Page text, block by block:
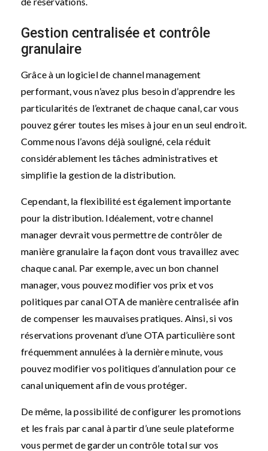
Gestion centralisée et contrôle
granulaire
Grâce à un logiciel de channel management
performant, vous n’avez plus besoin d’apprendre les
particularités de l’extranet de chaque canal, car vous
pouvez gérer toutes les mises à jour en un seul endroit.
Comme nous l’avons déjà souligné, cela réduit
considérablement les tâches administratives et
simplifie la gestion de la distribution.
Cependant, la flexibilité est également importante
pour la distribution. Idéalement, votre channel
manager devrait vous permettre de contrôler de
manière granulaire la façon dont vous travaillez avec
chaque canal. Par exemple, avec un bon channel
manager, vous pouvez modifier vos prix et vos
politiques par canal OTA de manière centralisée afin
de compenser les mauvaises pratiques. Ainsi, si vos
réservations provenant d’une OTA particulière sont
fréquemment annulées à la dernière minute, vous
pouvez modifier vos politiques d’annulation pour ce
canal uniquement afin de vous protéger.
De même, la possibilité de configurer les promotions
et les frais par canal à partir d’une seule plateforme
vous permet de garder un contrôle total sur vos